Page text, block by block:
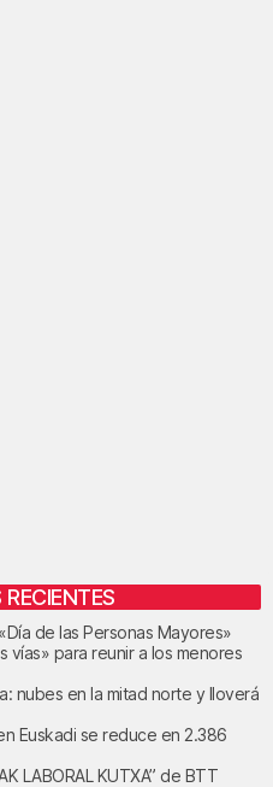
de las Personas Mayores»
vías» para reunir a los menores
nubes en la mitad norte y lloverá
Euskadi se reduce en 2.386
LABORAL KUTXA” de BTT